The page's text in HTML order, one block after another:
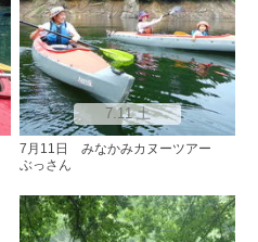
7.11 土
7月11日 みなかみカヌーツアー
ぶっさん